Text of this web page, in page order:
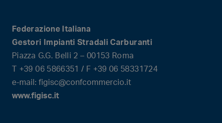
Federazione Italiana
Gestori Impianti Stradali Carburanti
Piazza G.G. Belli 2 – 00153 Roma
T +39 06 5866351 / F +39 06 58331724
e-mail: figisc@confcommercio.it
www.figisc.it